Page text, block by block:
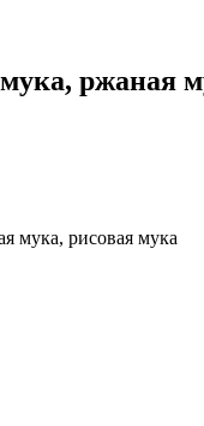
ржаная
мука, рисовая мука